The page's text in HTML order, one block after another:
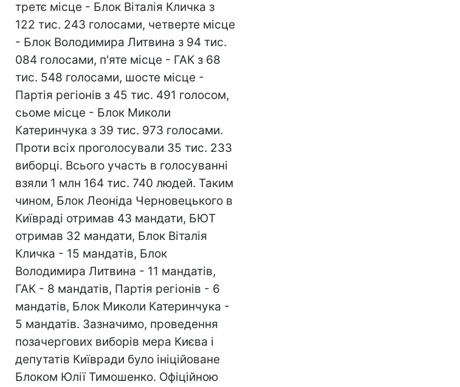
третє місце - Блок Віталія Кличка з
122 тис. 243 голосами, четверте місце
- Блок Володимира Литвина з 94 тис.
084 голосами, п'яте місце - ГАК з 68
тис. 548 голосами, шосте місце -
Партія регіонів з 45 тис. 491 голосом,
сьоме місце - Блок Миколи
Катеринчука з 39 тис. 973 голосами.
Проти всіх проголосували 35 тис. 233
виборці. Всього участь в голосуванні
взяли 1 млн 164 тис. 740 людей. Таким
чином, Блок Леоніда Черновецького в
Київраді отримав 43 мандати, БЮТ
отримав 32 мандати, Блок Віталія
Кличка - 15 мандатів, Блок
Володимира Литвина - 11 мандатів,
ГАК - 8 мандатів, Партія регіонів - 6
мандатів, Блок Миколи Катеринчука -
5 мандатів. Зазначимо, проведення
позачергових виборів мера Києва і
депутатів Київради було ініційоване
Блоком Юлії Тимошенко. Офіційною